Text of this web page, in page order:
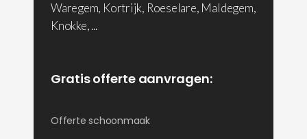
Waregem, Kortrijk, Roeselare, Maldegem,
Knokke, ...
Gratis offerte aanvragen:
Offerte schoonmaak